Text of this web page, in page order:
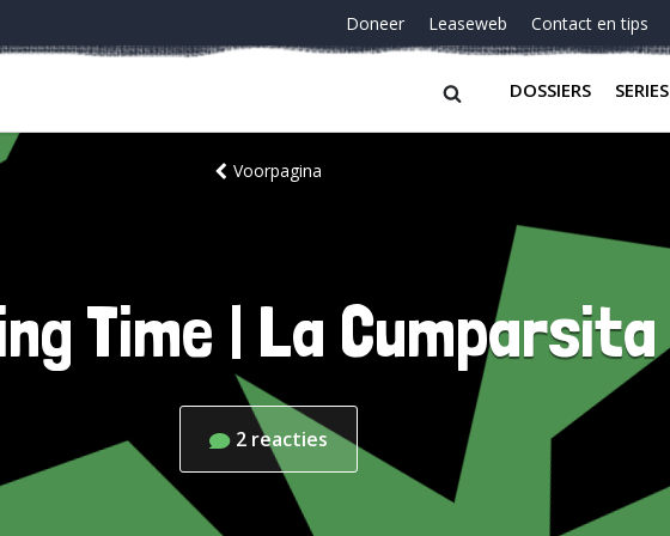
Doneer Leaseweb Contact en tips
DOSSIERS SERIES
Voorpagina
Time | La Cumparsita
2 reacties